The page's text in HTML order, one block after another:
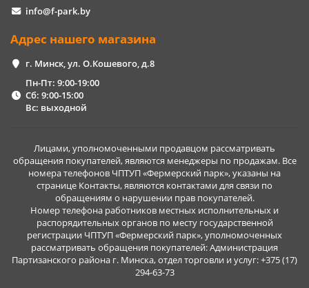
info@f-park.by
Адрес нашего магазина
г. Минск, ул. О.Кошевого, д.8
Пн-Пт: 9:00-19:00
Сб: 9:00-15:00
Вс: выходной
Лицами, уполномоченными продавцом рассматривать
обращения покупателей, являются менеджеры по продажам. Все
номера телефонов ЧПТУП «Фермерский парк», указаны на
странице Контакты, являются контактами для связи по
обращениям о нарушении прав покупателей.
Номер телефона работников местных исполнительных и
распорядительных органов по месту государственной
регистрации ЧПТУП «Фермерский парк», уполномоченных
рассматривать обращения покупателей: Администрация
Партизанского района г. Минска, отдел торговли и услуг: +375 (17)
294-63-73